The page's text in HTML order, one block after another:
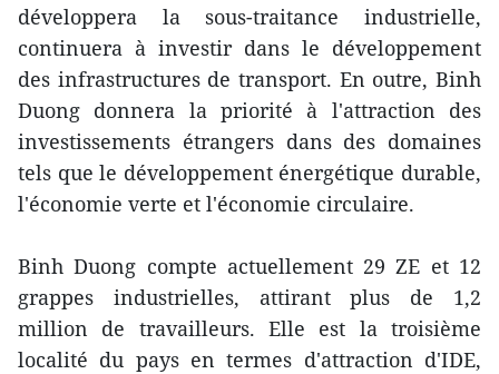
développera la sous-traitance industrielle,
continuera à investir dans le développement
des infrastructures de transport. En outre, Binh
Duong donnera la priorité à l'attraction des
investissements étrangers dans des domaines
tels que le développement énergétique durable,
l'économie verte et l'économie circulaire.
Binh Duong compte actuellement 29 ZE et 12
grappes industrielles, attirant plus de 1,2
million de travailleurs. Elle est la troisième
localité du pays en termes d'attraction d'IDE,